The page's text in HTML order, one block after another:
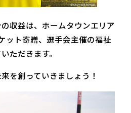
収益は、ホームタウンエリア
ット寄贈、選手会主催の福祉
ただきます。
を創っていきましょう！